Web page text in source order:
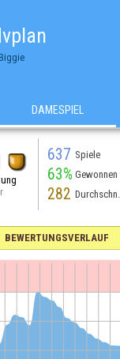
Biggie
DAMESPIEL
637 Spiele
63% Gewonnen
282
BEWERTUNGSVERLAUF